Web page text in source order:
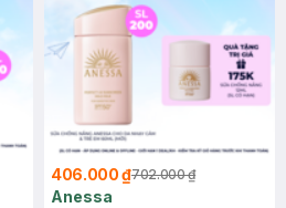
406.000 ₫702.000 ₫
Anessa